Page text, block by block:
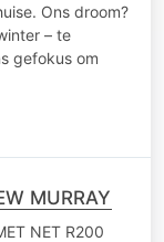
Ons droom?
– te
gefokus om
MURRAY
NET R200